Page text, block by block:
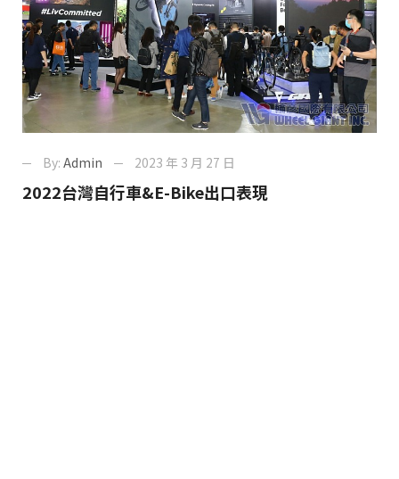
By: Admin 2023 年 3 月 27 日
2022台灣自行車&E-Bike出口表現